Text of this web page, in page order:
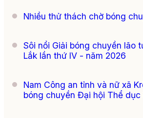
Nhiều thử thách chờ bóng
Sôi nổi Giải bóng chuyền lão
Lắk lần thứ IV - năm 2026
Nam Công an tỉnh và nữ xã
bóng chuyền Đại hội Thể dục